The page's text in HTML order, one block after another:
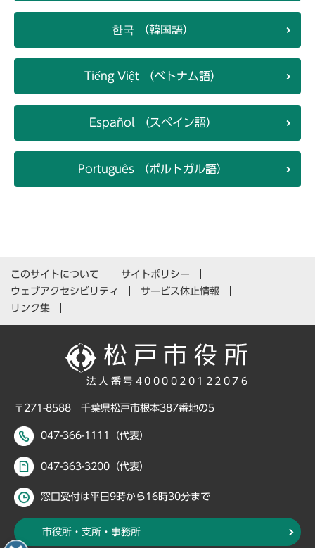
한국 （韓国語）
Tiếng Việt （ベトナム語）
Español （スペイン語）
Português （ポルトガル語）
このサイトについて
サイトポリシー
ウェブアクセシビリティ
サービス休止情報
リンク集
法人番号4000020122076
〒271-8588 千葉県松戸市根本387番地の5
047-366-1111（代表）
047-363-3200（代表）
窓口受付は平日9時から16時30分まで
市役所・支所・事務所